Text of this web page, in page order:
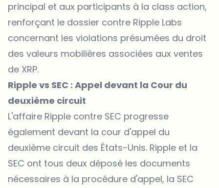
principal et aux participants à la class action,
renforçant le dossier contre Ripple Labs
concernant les violations présumées du droit
des valeurs mobilières associées aux ventes
de XRP.
Ripple vs SEC : Appel devant la Cour du
deuxième circuit
L'affaire Ripple contre SEC progresse
également devant la cour d'appel du
deuxième circuit des États-Unis. Ripple et la
SEC ont tous deux déposé les documents
nécessaires à la procédure d'appel, la SEC